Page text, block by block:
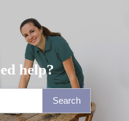
help?
Search